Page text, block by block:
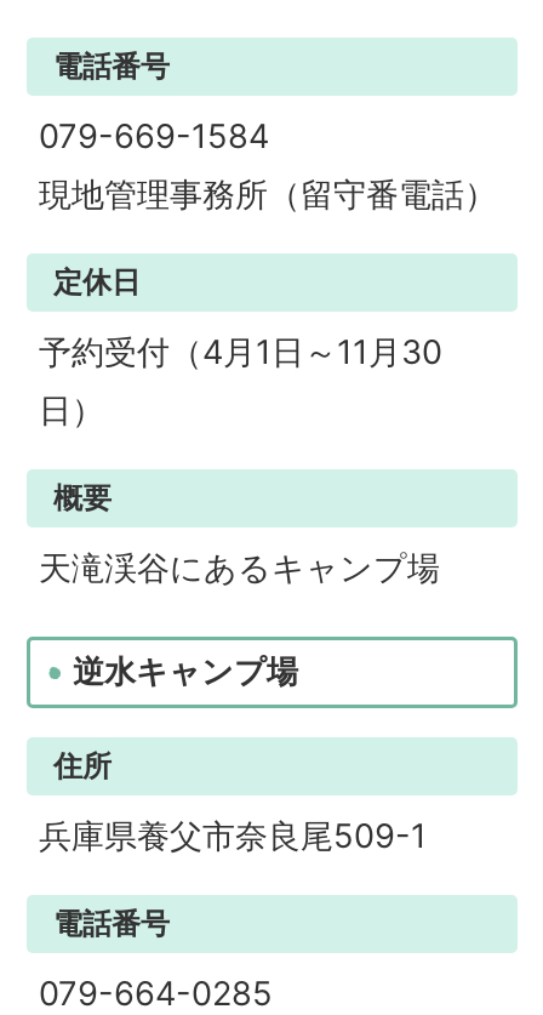
電話番号
079-669-1584
現地管理事務所（留守番電話）
定休日
予約受付（4月1日～11月30
日）
概要
天滝渓谷にあるキャンプ場
逆水キャンプ場
住所
兵庫県養父市奈良尾509-1
電話番号
079-664-0285